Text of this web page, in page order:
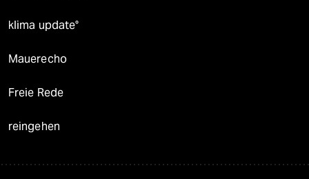
klima update°
Mauerecho
Freie Rede
reingehen